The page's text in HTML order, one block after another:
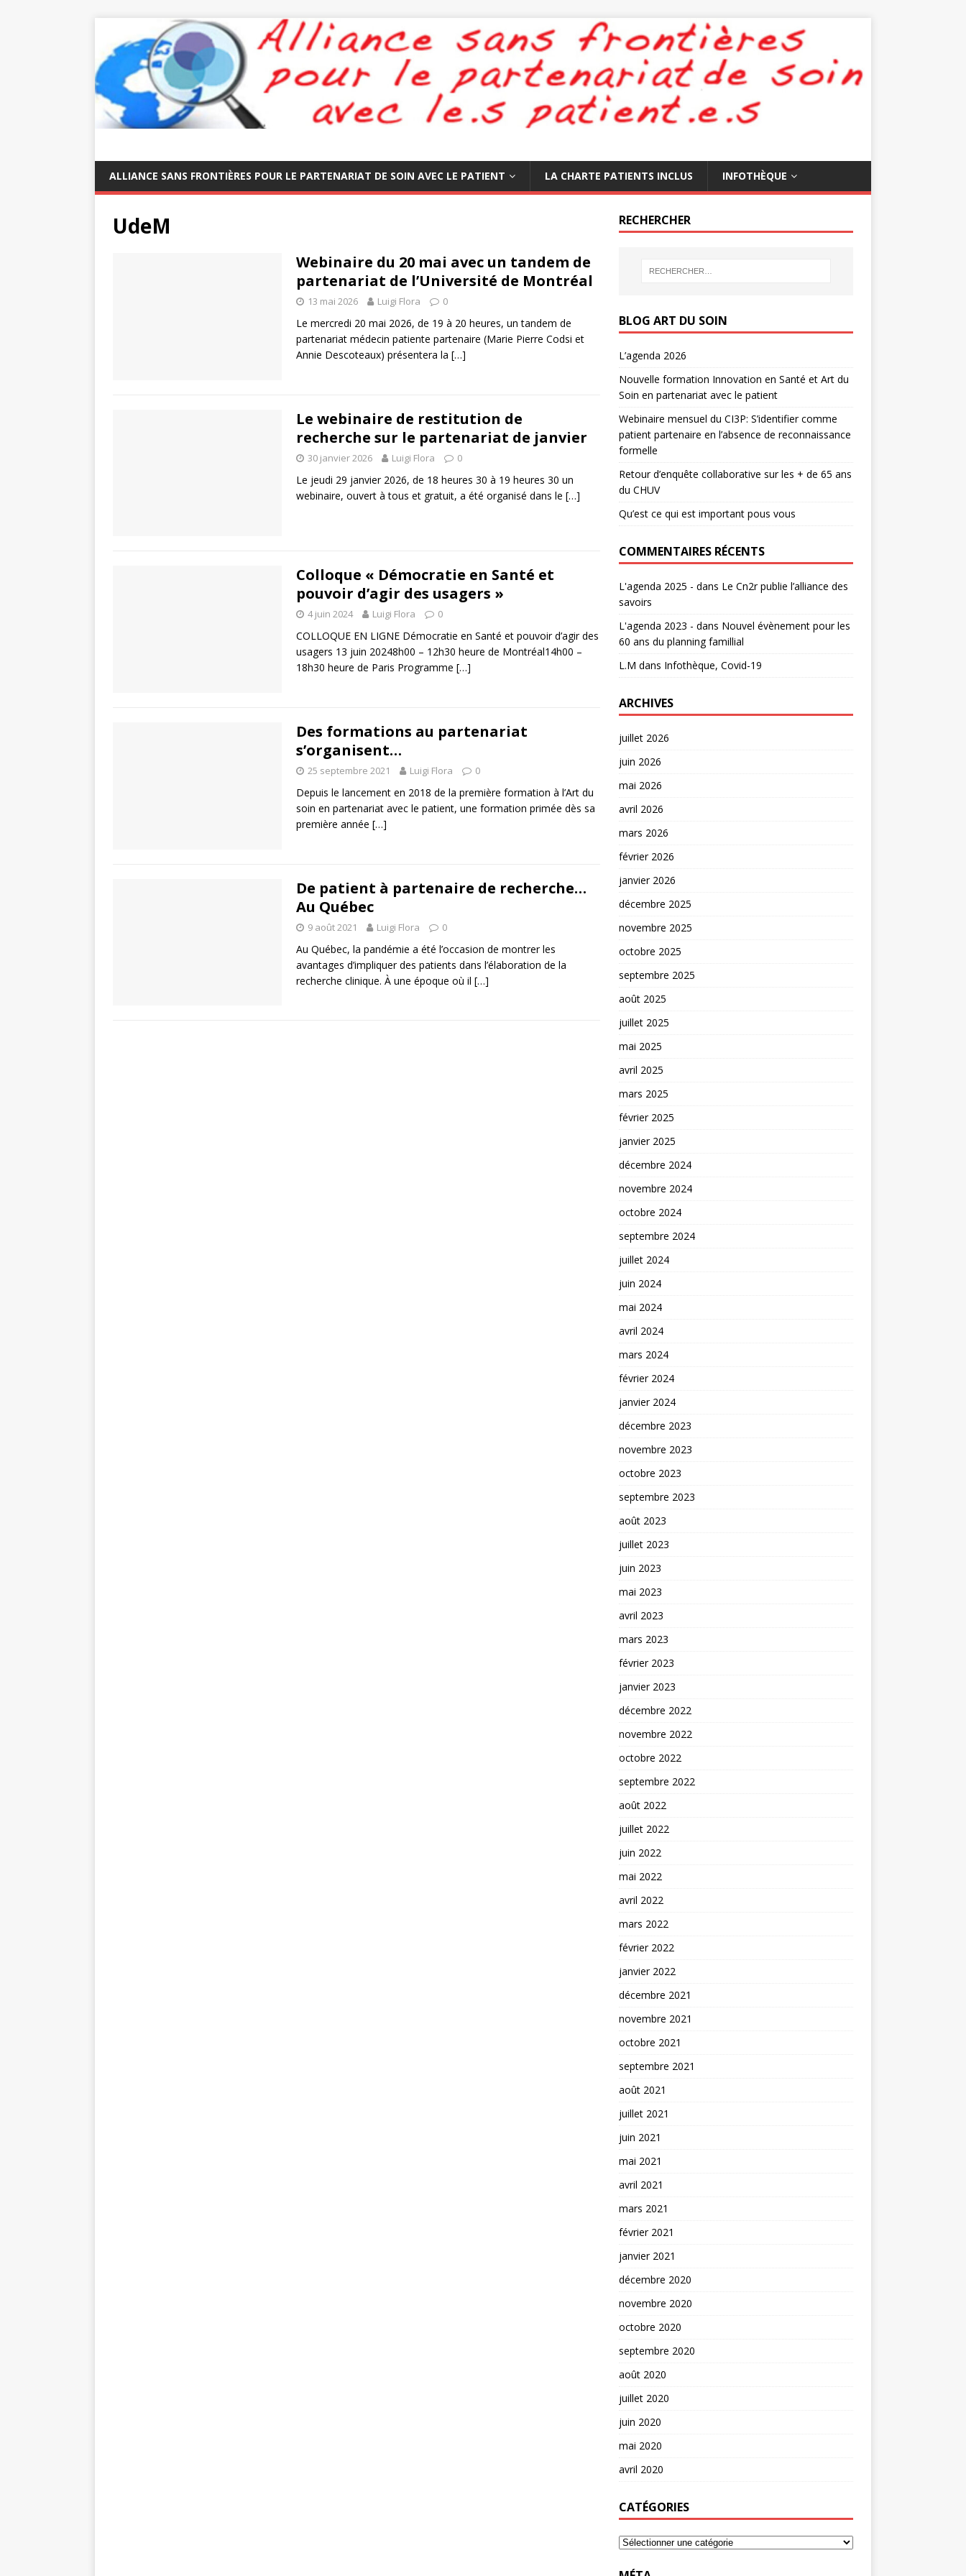
ALLIANCE SANS FRONTIÈRES POUR LE PARTENARIAT DE SOIN AVEC LE PATIENT LA CHARTE PATIENTS INCLUS INFOTHÈQUE
UdeM
Webinaire du 20 mai avec un tandem de
partenariat de l’Université de Montréal
13 mai 2026 Luigi Flora 0
Le mercredi 20 mai 2026, de 19 à 20 heures, un tandem de
partenariat médecin patiente partenaire (Marie Pierre Codsi et
Annie Descoteaux) présentera la […]
Le webinaire de restitution de
recherche sur le partenariat de janvier
30 janvier 2026 Luigi Flora 0
Le jeudi 29 janvier 2026, de 18 heures 30 à 19 heures 30 un
webinaire, ouvert à tous et gratuit, a été organisé dans le […]
Colloque « Démocratie en Santé et
pouvoir d’agir des usagers »
4 juin 2024 Luigi Flora 0
COLLOQUE EN LIGNE Démocratie en Santé et pouvoir d’agir des
usagers 13 juin 20248h00 – 12h30 heure de Montréal14h00 –
18h30 heure de Paris Programme […]
Des formations au partenariat
s’organisent…
25 septembre 2021 Luigi Flora 0
Depuis le lancement en 2018 de la première formation à l’Art du
soin en partenariat avec le patient, une formation primée dès sa
première année […]
De patient à partenaire de recherche…
Au Québec
9 août 2021 Luigi Flora 0
Au Québec, la pandémie a été l’occasion de montrer les
avantages d’impliquer des patients dans l’élaboration de la
recherche clinique. À une époque où il […]
RECHERCHER
BLOG ART DU SOIN
L’agenda 2026
Nouvelle formation Innovation en Santé et Art du
Soin en partenariat avec le patient
Webinaire mensuel du CI3P: S’identifier comme
patient partenaire en l’absence de reconnaissance
formelle
Retour d’enquête collaborative sur les + de 65 ans
du CHUV
Qu’est ce qui est important pous vous
COMMENTAIRES RÉCENTS
L'agenda 2025 - dans Le Cn2r publie l’alliance des
savoirs
L'agenda 2023 - dans Nouvel évènement pour les
60 ans du planning famillial
L.M dans Infothèque, Covid-19
ARCHIVES
juillet 2026
juin 2026
mai 2026
avril 2026
mars 2026
février 2026
janvier 2026
décembre 2025
novembre 2025
octobre 2025
septembre 2025
août 2025
juillet 2025
mai 2025
avril 2025
mars 2025
février 2025
janvier 2025
décembre 2024
novembre 2024
octobre 2024
septembre 2024
juillet 2024
juin 2024
mai 2024
avril 2024
mars 2024
février 2024
janvier 2024
décembre 2023
novembre 2023
octobre 2023
septembre 2023
août 2023
juillet 2023
juin 2023
mai 2023
avril 2023
mars 2023
février 2023
janvier 2023
décembre 2022
novembre 2022
octobre 2022
septembre 2022
août 2022
juillet 2022
juin 2022
mai 2022
avril 2022
mars 2022
février 2022
janvier 2022
décembre 2021
novembre 2021
octobre 2021
septembre 2021
août 2021
juillet 2021
juin 2021
mai 2021
avril 2021
mars 2021
février 2021
janvier 2021
décembre 2020
novembre 2020
octobre 2020
septembre 2020
août 2020
juillet 2020
juin 2020
mai 2020
avril 2020
CATÉGORIES